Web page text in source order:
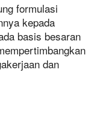
formulasi
kepada
basis besaran
dan